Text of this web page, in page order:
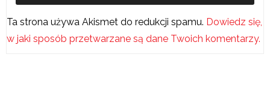
Ta strona używa Akismet do redukcji spamu. Dowiedz się,
w jaki sposób przetwarzane są dane Twoich komentarzy.